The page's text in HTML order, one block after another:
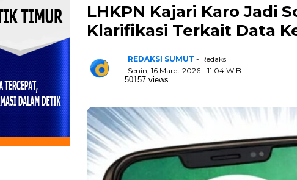
LHKPN Kajari Karo Jadi
Klarifikasi Terkait Data
REDAKSI SUMUT - Redaksi
Senin, 16 Maret 2026 - 11:04 WIB
50157 views